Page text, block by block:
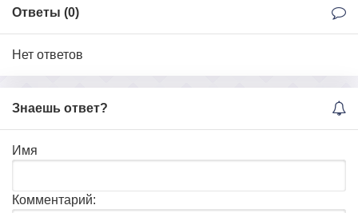
Ответы (0)
Нет ответов
Знаешь ответ?
Имя
Комментарий: